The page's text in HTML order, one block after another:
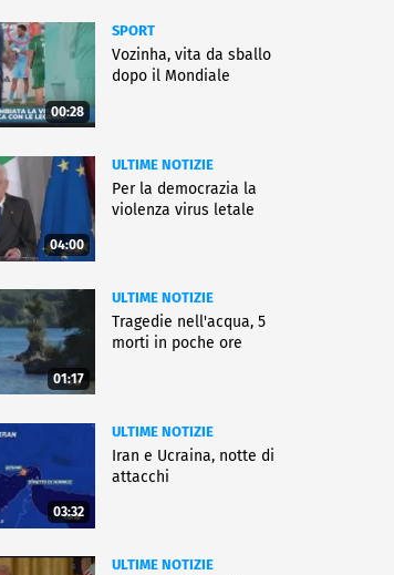
00:28
SPORT
Vozinha, vita da sballo
dopo il Mondiale
04:00
ULTIME NOTIZIE
Per la democrazia la
violenza virus letale
01:17
ULTIME NOTIZIE
Tragedie nell'acqua, 5
morti in poche ore
03:32
ULTIME NOTIZIE
Iran e Ucraina, notte di
attacchi
ULTIME NOTIZIE